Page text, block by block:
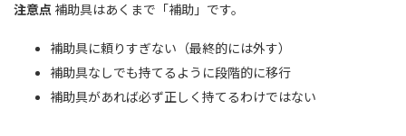
注意点 補助具はあくまで「補助」です。
補助具に頼りすぎない（最終的には外す）
補助具なしでも持てるように段階的に移行
補助具があれば必ず正しく持てるわけではない